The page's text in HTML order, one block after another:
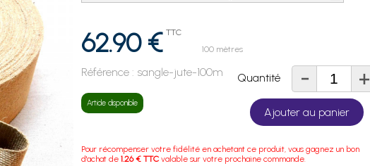
62.90 € TTC
100 mètres
Référence : sangle-jute-100m
Article disponible
Quantité - +
Ajouter au panier
Pour récompenser votre fidélité en achetant ce produit, vous gagnez un bon
d'achat de1.26 € TTC valable sur votre prochaine commande.